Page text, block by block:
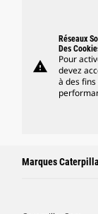
warning
Réseaux
Des
Pour
devez
à des
Marques